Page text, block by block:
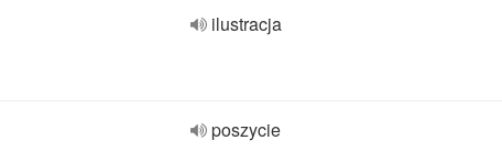
ilustracja
poszycie